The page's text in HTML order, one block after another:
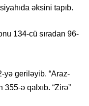
əksini tapıb.
134-cü sıradan 96-
yə geriləyib. “Araz-
355-ə qalxıb. “Zirə”